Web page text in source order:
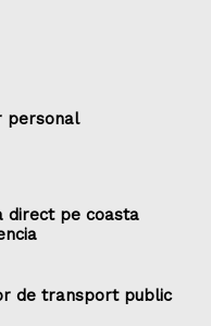
personal
direct pe coasta
de transport public